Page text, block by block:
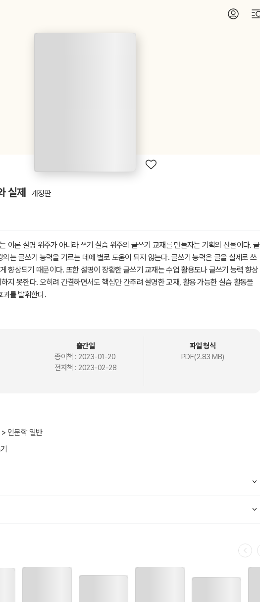
실제 개정판
는 이론 설명 위주가 아니라 쓰기 실습 위주의 글쓰기 교재를 만들자는 기획의 산물이다. 글
는 글쓰기 능력을 기르는 데에 별로 도움이 되지 않는다. 글쓰기 능력은 글을 실제로 쓰
향상되기 때문이다. 또한 설명이 장황한 글쓰기 교재는 수업 활용도나 글쓰기 능력 향상
지 못한다. 오히려 간결하면서도 핵심만 간추려 설명한 교재, 활용 가능한 실습 활동을
과를 발휘한다.
출간일
종이책 : 2023-01-20
전자책 : 2023-02-28
파일 형식
PDF(2.83 MB)
인문학 일반